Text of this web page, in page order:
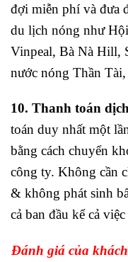
đợi miễn phí và đưa
du lịch nóng như
Vinpeal, Bà Nà Hill,
nước nóng Thần
10. Thanh toán
toán duy nhất một
bằng cách chuyển
công ty. Không cần
& không phát sinh
cả ban đầu kể cả
Đánh giá của